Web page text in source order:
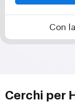
Con
Cerchi per